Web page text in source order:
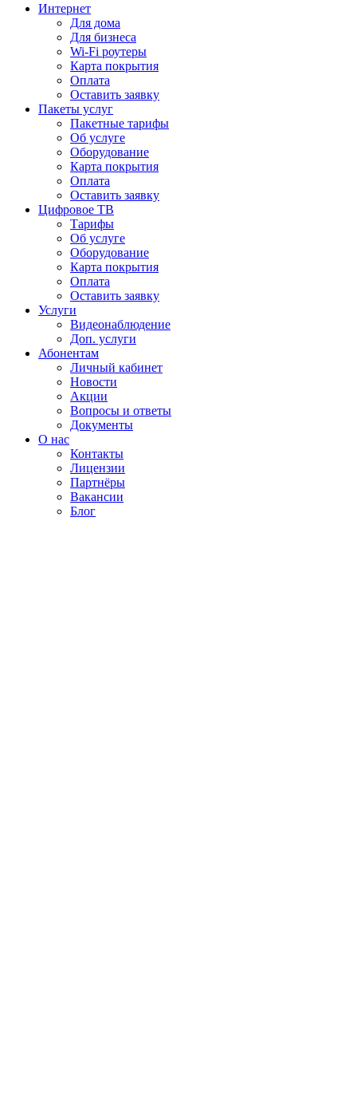
Интернет
Для дома
Для бизнеса
Wi-Fi роутеры
Карта покрытия
Оплата
Оставить заявку
Пакеты услуг
Пакетные тарифы
Об услуге
Оборудование
Карта покрытия
Оплата
Оставить заявку
Цифровое ТВ
Тарифы
Об услуге
Оборудование
Карта покрытия
Оплата
Оставить заявку
Услуги
Видеонаблюдение
Доп. услуги
Абонентам
Личный кабинет
Новости
Акции
Вопросы и ответы
Документы
О нас
Контакты
Лицензии
Партнёры
Вакансии
Блог